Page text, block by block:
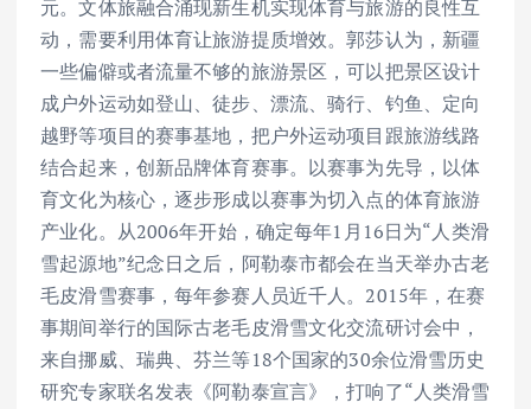
元。文体旅融合涌现新生机实现体育与旅游的良性互
动，需要利用体育让旅游提质增效。郭莎认为，新疆
一些偏僻或者流量不够的旅游景区，可以把景区设计
成户外运动如登山、徒步、漂流、骑行、钓鱼、定向
越野等项目的赛事基地，把户外运动项目跟旅游线路
结合起来，创新品牌体育赛事。以赛事为先导，以体
育文化为核心，逐步形成以赛事为切入点的体育旅游
产业化。从2006年开始，确定每年1月16日为“人类滑
雪起源地”纪念日之后，阿勒泰市都会在当天举办古老
毛皮滑雪赛事，每年参赛人员近千人。2015年，在赛
事期间举行的国际古老毛皮滑雪文化交流研讨会中，
来自挪威、瑞典、芬兰等18个国家的30余位滑雪历史
研究专家联名发表《阿勒泰宣言》，打响了“人类滑雪